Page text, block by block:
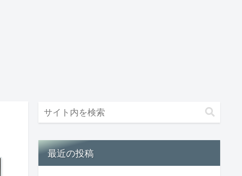
最近の投稿